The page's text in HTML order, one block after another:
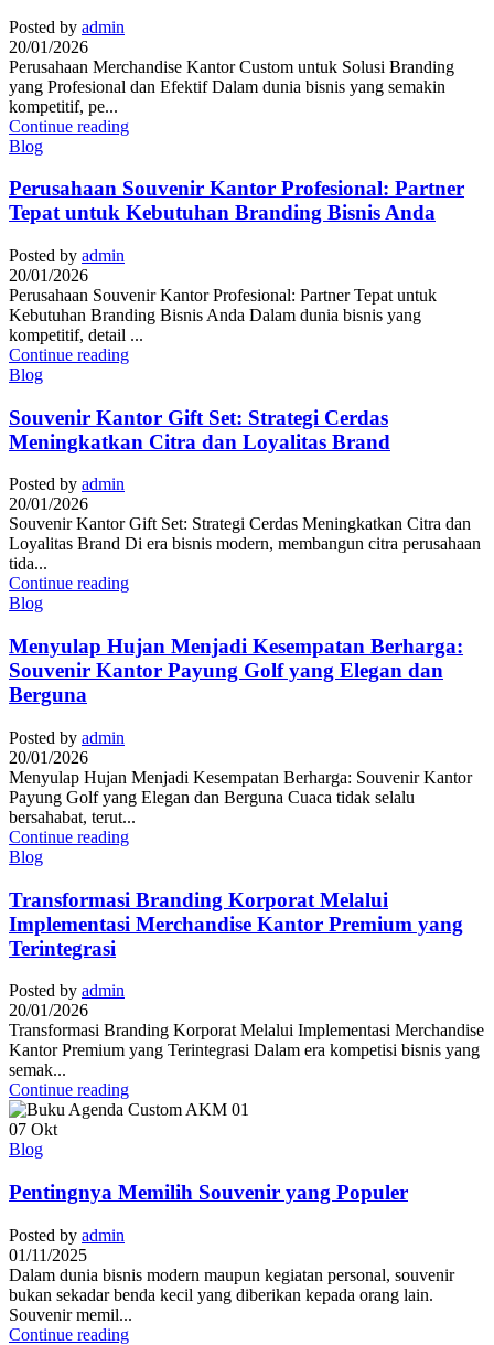
Posted by admin
20/01/2026
Perusahaan Merchandise Kantor Custom untuk Solusi Branding
yang Profesional dan Efektif Dalam dunia bisnis yang semakin
kompetitif, pe...
Continue reading
Blog
Perusahaan Souvenir Kantor Profesional: Partner
Tepat untuk Kebutuhan Branding Bisnis Anda
Posted by admin
20/01/2026
Perusahaan Souvenir Kantor Profesional: Partner Tepat untuk
Kebutuhan Branding Bisnis Anda Dalam dunia bisnis yang
kompetitif, detail ...
Continue reading
Blog
Souvenir Kantor Gift Set: Strategi Cerdas
Meningkatkan Citra dan Loyalitas Brand
Posted by admin
20/01/2026
Souvenir Kantor Gift Set: Strategi Cerdas Meningkatkan Citra dan
Loyalitas Brand Di era bisnis modern, membangun citra perusahaan
tida...
Continue reading
Blog
Menyulap Hujan Menjadi Kesempatan Berharga:
Souvenir Kantor Payung Golf yang Elegan dan
Berguna
Posted by admin
20/01/2026
Menyulap Hujan Menjadi Kesempatan Berharga: Souvenir Kantor
Payung Golf yang Elegan dan Berguna Cuaca tidak selalu
bersahabat, terut...
Continue reading
Blog
Transformasi Branding Korporat Melalui
Implementasi Merchandise Kantor Premium yang
Terintegrasi
Posted by admin
20/01/2026
Transformasi Branding Korporat Melalui Implementasi Merchandise
Kantor Premium yang Terintegrasi Dalam era kompetisi bisnis yang
semak...
Continue reading
07 Okt
Blog
Pentingnya Memilih Souvenir yang Populer
Posted by admin
01/11/2025
Dalam dunia bisnis modern maupun kegiatan personal, souvenir
bukan sekadar benda kecil yang diberikan kepada orang lain.
Souvenir memil...
Continue reading